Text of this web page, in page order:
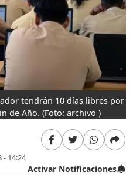
tendrán 10 días libres por
de Año.(Foto: archivo )
- 14:24
Activar Notificaciones